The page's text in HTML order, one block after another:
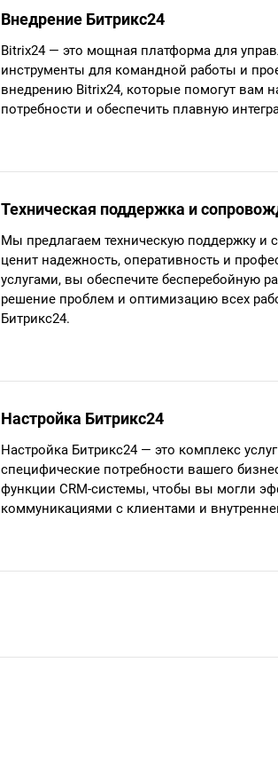
Внедрение Битрикс24
Bitrix24 — это мощная платформа для
инструменты для командной работы и
внедрению Bitrix24, которые помогут вам
потребности и обеспечить плавную
Техническая поддержка и
Мы предлагаем техническую поддержку и
ценит надежность, оперативность и
услугами, вы обеспечите бесперебойную
решение проблем и оптимизацию всех
Битрикс24.
Настройка Битрикс24
Настройка Битрикс24 — это комплекс
специфические потребности вашего
функции CRM-системы, чтобы вы могли
коммуникациями с клиентами и